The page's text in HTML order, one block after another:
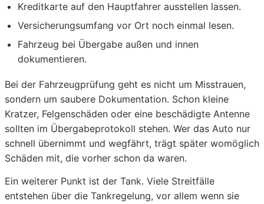
Kreditkarte auf den Hauptfahrer ausstellen lassen.
Versicherungsumfang vor Ort noch einmal lesen.
Fahrzeug bei Übergabe außen und innen
dokumentieren.
Bei der Fahrzeugprüfung geht es nicht um Misstrauen,
sondern um saubere Dokumentation. Schon kleine
Kratzer, Felgenschäden oder eine beschädigte Antenne
sollten im Übergabeprotokoll stehen. Wer das Auto nur
schnell übernimmt und wegfährt, trägt später womöglich
Schäden mit, die vorher schon da waren.
Ein weiterer Punkt ist der Tank. Viele Streitfälle
entstehen über die Tankregelung, vor allem wenn sie